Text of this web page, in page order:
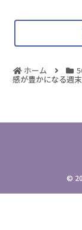
ホーム
感が豊かになる週
©